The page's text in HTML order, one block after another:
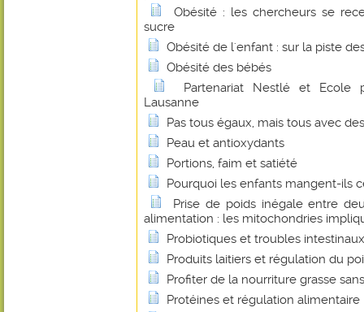
Obésité : les chercheurs se
sucre
Obésité de l'enfant : sur la piste
Obésité des bébés
Partenariat Nestlé et Ecole
Lausanne
Pas tous égaux, mais tous avec
Peau et antioxydants
Portions, faim et satiété
Pourquoi les enfants mangent-ils
Prise de poids inégale entre
alimentation : les mitochondries
Probiotiques et troubles intestinaux
Produits laitiers et régulation du
Profiter de la nourriture grasse
Protéines et régulation alimentaire